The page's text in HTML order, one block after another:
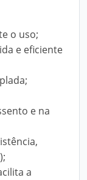
o uso;
e eficiente
e na
a